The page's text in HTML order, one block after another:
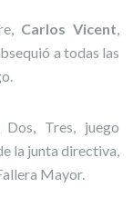
Carlos Vicent,
a todas las
Tres, juego
la junta directiva,
Mayor.